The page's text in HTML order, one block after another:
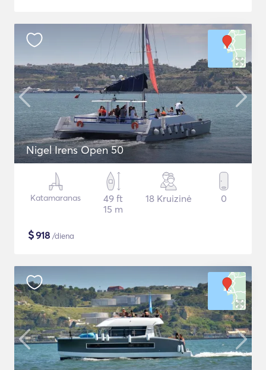
Nigel Irens Open 50
Katamaranas
49 ft
15 m
18 Kruizinė 0
$918 /diena